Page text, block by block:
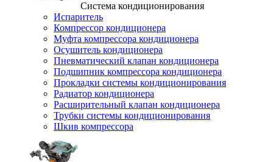
Система кондиционирования
Испаритель
Компрессор кондиционера
Муфта компрессора кондиционера
Осушитель кондиционера
Пневматический клапан кондиционера
Подшипник компрессора кондиционера
Прокладки системы кондиционирования
Радиатор кондиционера
Расширительный клапан кондиционера
Трубки системы кондиционирования
Шкив компрессора